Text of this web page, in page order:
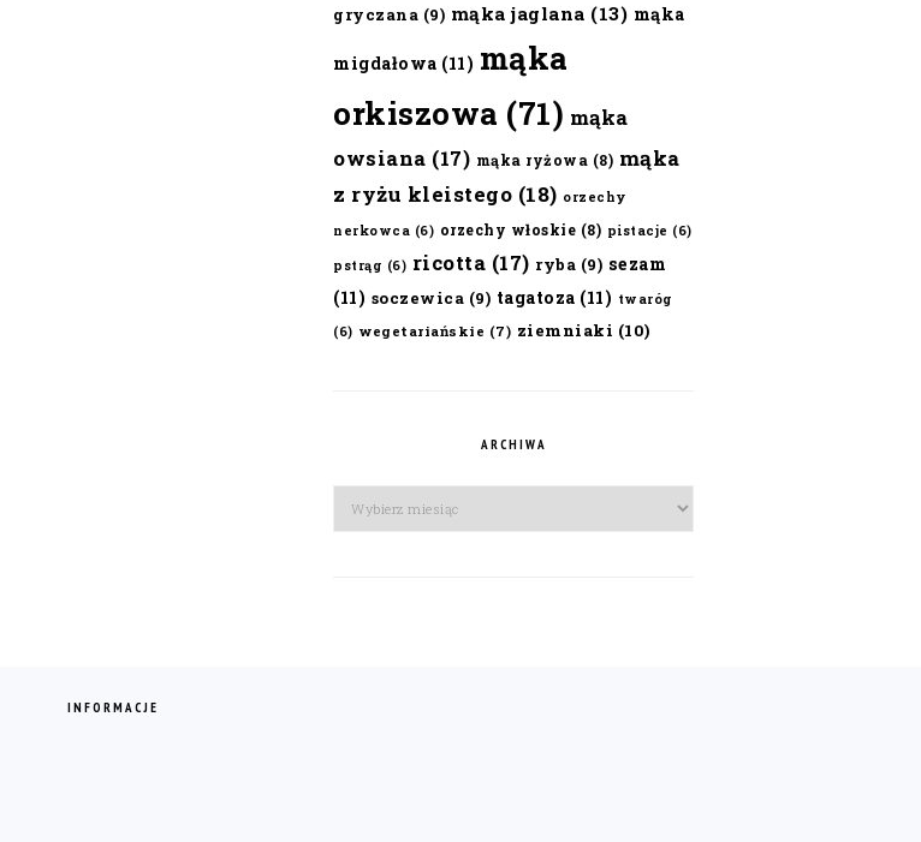
gryczana (9) mąka jaglana (13) mąka
migdałowa (11) mąka
orkiszowa (71) mąka
owsiana (17) mąka ryżowa (8) mąka
z ryżu kleistego (18) orzechy
nerkowca (6) orzechy włoskie (8) pistacje (6)
pstrąg (6) ricotta (17) ryba (9) sezam
(11) soczewica (9) tagatoza (11) twaróg
(6) wegetariańskie (7) ziemniaki (10)
ARCHIWA
Archiwa
INFORMACJE